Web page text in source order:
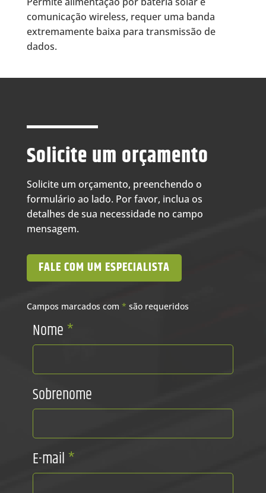
comunicação wireless, requer uma banda
extremamente baixa para transmissão de
dados.
Solicite um orçamento
Solicite um orçamento, preenchendo o
formulário ao lado. Por favor, inclua os
detalhes de sua necessidade no campo
mensagem.
FALE COM UM ESPECIALISTA
Campos marcados com * são requeridos
Nome*
Sobrenome
E-mail*